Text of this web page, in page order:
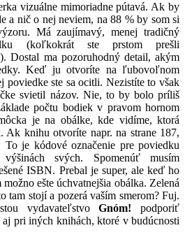
vizuálne mimoriadne pútavá. Ak by
a nič o nej neviem, na 88 % by som si
Má zaujímavý, menej tradičný
(koľkokrát ste prstom prešli
Dostal ma pozoruhodný detail, akým
Keď ju otvoríte na ľubovoľnom
poviedke ste sa ocitli. Nezistíte to však
svietil názov. Nie, to by bolo príliš
počtu bodiek v pravom hornom
je na obálke, kde vidíme, ktorá
knihu otvoríte napr. na strane 187,
je kódové označenie pre poviedku
svých. Spomenúť musím
ISBN. Prebal je super, ale keď ho
ešte úchvatnejšia obálka. Zelená
tam stojí a pozerá vaším smerom? Fuj.
vydavateľstvoGnóm! podporiť
pri iných knihách, ktoré v budúcnosti